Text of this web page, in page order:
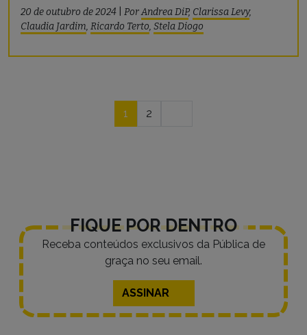
20 de outubro de 2024 PorAndrea DiP, Clarissa Levy,
Claudia Jardim, Ricardo Terto, Stela Diogo
1 2
FIQUE POR DENTRO
Receba conteúdos exclusivos da Pública de
graça no seu email.
ASSINAR